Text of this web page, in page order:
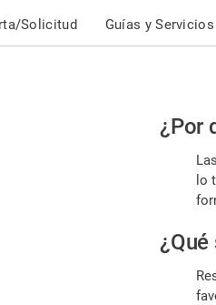
Solicitud Guías y Servicios
Por
es
¿Por
lo
¿Qué